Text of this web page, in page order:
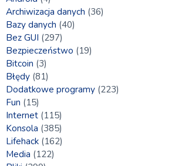
Archiwizacja danych (36)
Bazy danych (40)
Bez GUI (297)
Bezpieczeństwo (19)
Bitcoin (3)
Błędy (81)
Dodatkowe programy (223)
Fun (15)
Internet (115)
Konsola (385)
Lifehack (162)
Media (122)